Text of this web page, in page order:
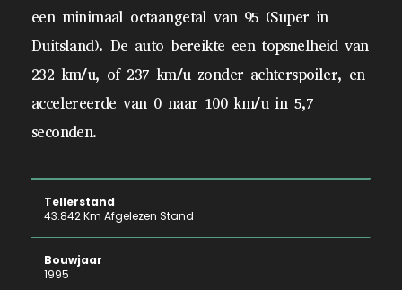
een minimaal octaangetal van 95 (Super in
Duitsland). De auto bereikte een topsnelheid van
232 km/u, of 237 km/u zonder achterspoiler, en
accelereerde van 0 naar 100 km/u in 5,7
seconden.
Tellerstand
43.842 Km Afgelezen Stand
Bouwjaar
1995